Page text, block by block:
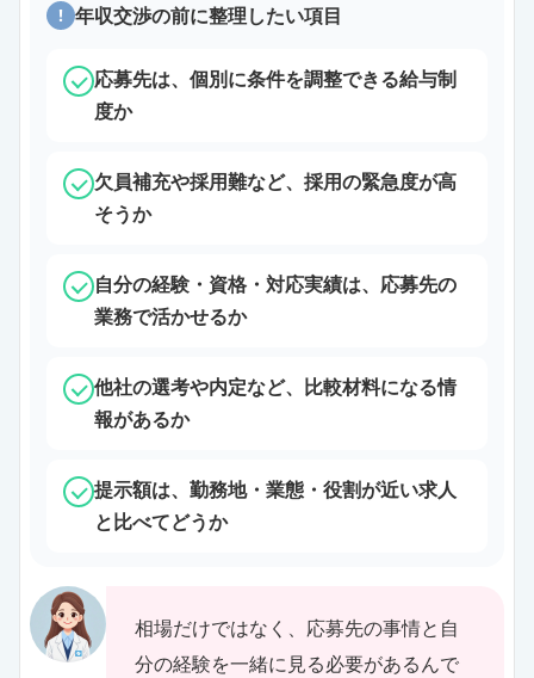
! 年収交渉の前に整理したい項目
応募先は、個別に条件を調整できる給与制
度か
欠員補充や採用難など、採用の緊急度が高
そうか
自分の経験・資格・対応実績は、応募先の
業務で活かせるか
他社の選考や内定など、比較材料になる情
報があるか
提示額は、勤務地・業態・役割が近い求人
と比べてどうか
相場だけではなく、応募先の事情と自
分の経験を一緒に見る必要があるんで